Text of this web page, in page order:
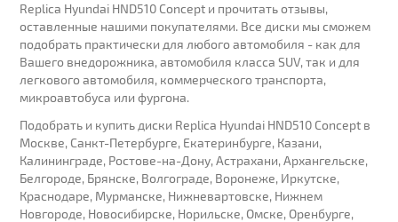
Replica Hyundai HND510 Concept и прочитать отзывы,
оставленные нашими покупателями. Все диски мы сможем
подобрать практически для любого автомобиля - как для
Вашего внедорожника, автомобиля класса SUV, так и для
легкового автомобиля, коммерческого транспорта,
микроавтобуса или фургона.
Подобрать и купить диски Replica Hyundai HND510 Concept в
Москве, Санкт-Петербурге, Екатеринбурге, Казани,
Калининграде, Ростове-на-Дону, Астрахани, Архангельске,
Белгороде, Брянске, Волгограде, Воронеже, Иркутске,
Краснодаре, Мурманске, Нижневартовске, Нижнем
Новгороде, Новосибирске, Норильске, Омске, Оренбурге,